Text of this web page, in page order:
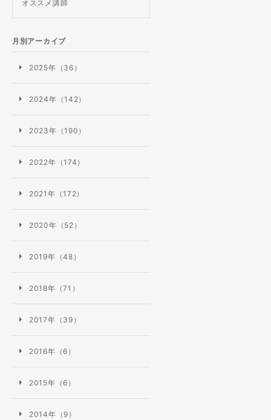
オススメ講師
月別アーカイブ
2025年（36）
2024年（142）
2023年（190）
2022年（174）
2021年（172）
2020年（52）
2019年（48）
2018年（71）
2017年（39）
2016年（6）
2015年（6）
2014年（9）